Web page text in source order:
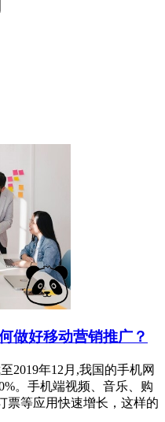
做好移动营销推广？
2019年12月,我国的手机网
。手机端视频、音乐、购
票等应用快速增长，这样的